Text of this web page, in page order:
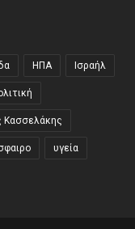
ΗΠΑ Ισραήλ
Κασσελάκης
υγεία